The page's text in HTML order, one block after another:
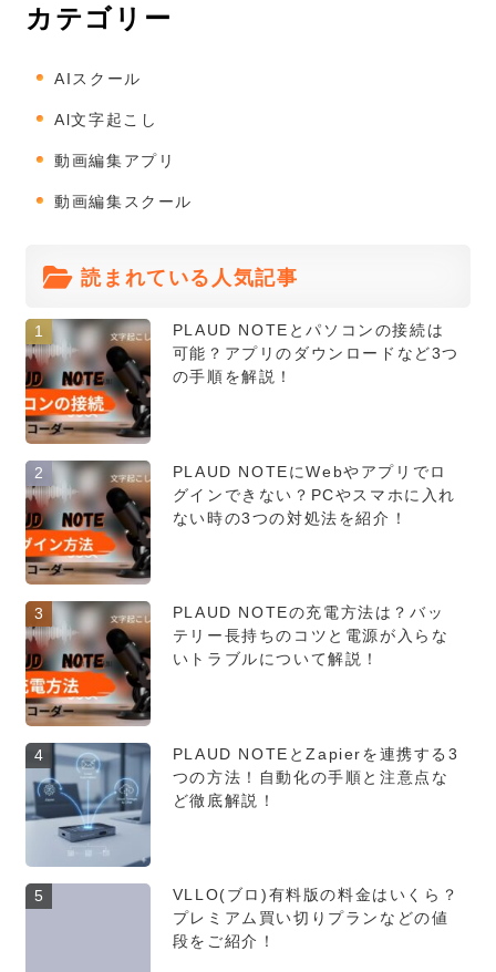
カテゴリー
AIスクール
Al文字起こし
動画編集アプリ
動画編集スクール
読まれている人気記事
1
PLAUD NOTEとパソコンの接続は
可能？アプリのダウンロードなど3つ
の手順を解説！
2
PLAUD NOTEにWebやアプリでロ
グインできない？PCやスマホに入れ
ない時の3つの対処法を紹介！
3
PLAUD NOTEの充電方法は？バッ
テリー長持ちのコツと電源が入らな
いトラブルについて解説！
4
PLAUD NOTEとZapierを連携する3
つの方法！自動化の手順と注意点な
ど徹底解説！
5
VLLO(ブロ)有料版の料金はいくら？
プレミアム買い切りプランなどの値
段をご紹介！